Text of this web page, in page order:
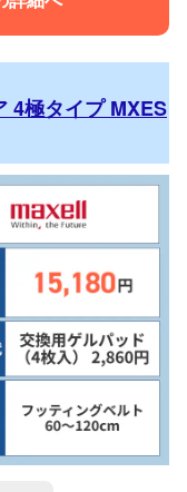
4極タイプ MXES